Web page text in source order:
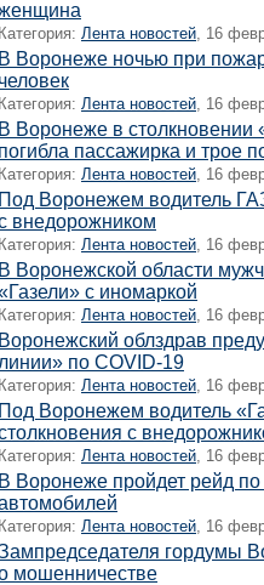
Категория: Лента новостей, 16
В Воронеже ночью при
человек
Категория: Лента новостей, 16
В Воронеже в
погибла пассажирка и трое
Категория: Лента новостей, 16
Под Воронежем водитель
внедорожником
Категория: Лента новостей, 16
В Воронежской области
с иномаркой
Категория: Лента новостей, 16
Воронежский облздрав
линии» по COVID-19
Категория: Лента новостей, 16
Под Воронежем водитель
с
Категория: Лента новостей, 16
В Воронеже пройдет рейд
Категория: Лента новостей, 16
гордумы
мошенничестве